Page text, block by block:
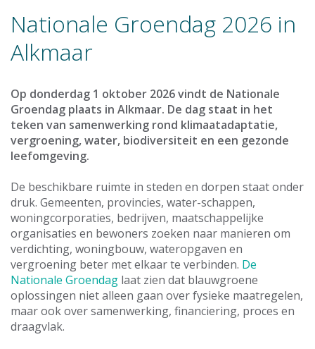
Nationale Groendag 2026 in
Alkmaar
Op donderdag 1 oktober 2026 vindt de Nationale
Groendag plaats in Alkmaar. De dag staat in het
teken van samenwerking rond klimaatadaptatie,
vergroening, water, biodiversiteit en een gezonde
leefomgeving.
De beschikbare ruimte in steden en dorpen staat onder
druk. Gemeenten, provincies, water-schappen,
woningcorporaties, bedrijven, maatschappelijke
organisaties en bewoners zoeken naar manieren om
verdichting, woningbouw, wateropgaven en
vergroening beter met elkaar te verbinden. De
Nationale Groendag laat zien dat blauwgroene
oplossingen niet alleen gaan over fysieke maatregelen,
maar ook over samenwerking, financiering, proces en
draagvlak.